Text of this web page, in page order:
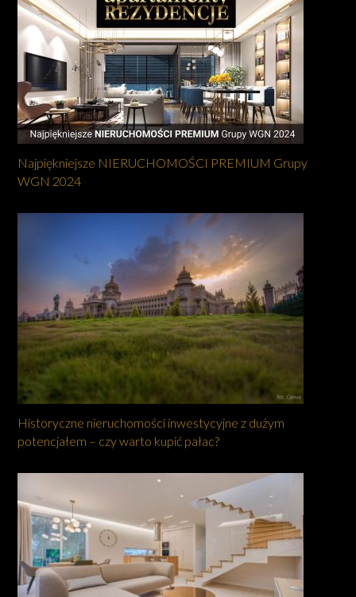
Najpiękniejsze NIERUCHOMOŚCI PREMIUM Grupy
WGN 2024
Historyczne nieruchomości inwestycyjne z dużym
potencjałem – czy warto kupić pałac?